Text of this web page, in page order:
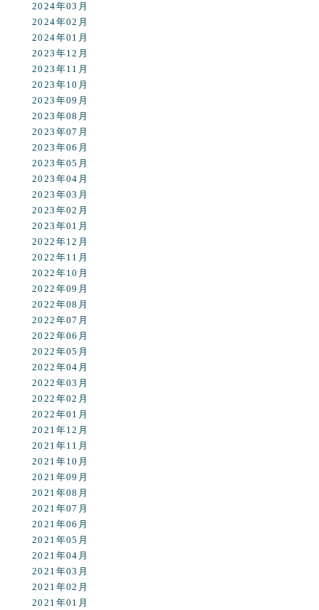
2024年03月
2024年02月
2024年01月
2023年12月
2023年11月
2023年10月
2023年09月
2023年08月
2023年07月
2023年06月
2023年05月
2023年04月
2023年03月
2023年02月
2023年01月
2022年12月
2022年11月
2022年10月
2022年09月
2022年08月
2022年07月
2022年06月
2022年05月
2022年04月
2022年03月
2022年02月
2022年01月
2021年12月
2021年11月
2021年10月
2021年09月
2021年08月
2021年07月
2021年06月
2021年05月
2021年04月
2021年03月
2021年02月
2021年01月